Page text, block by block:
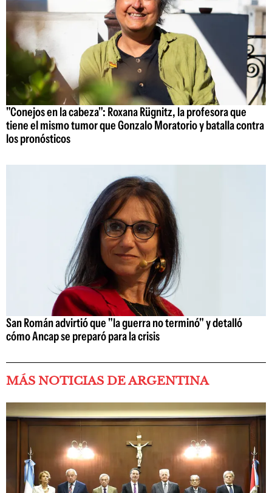
"Conejos en la cabeza": Roxana Rügnitz, la profesora que
tiene el mismo tumor que Gonzalo Moratorio y batalla contra
los pronósticos
San Román advirtió que "la guerra no terminó" y detalló
cómo Ancap se preparó para la crisis
MÁS NOTICIAS DE ARGENTINA